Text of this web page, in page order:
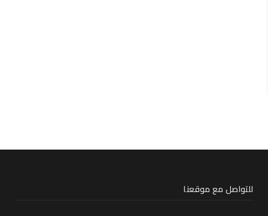
للتواصل مع موقعنا